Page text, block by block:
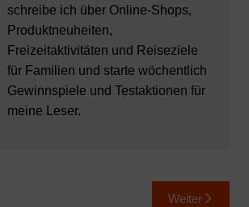
schreibe ich über Online-Shops,
Produktneuheiten,
Freizeitaktivitäten und Reiseziele
für Familien und starte wöchentlich
Gewinnspiele und Testaktionen für
meine Leser.
Weiter